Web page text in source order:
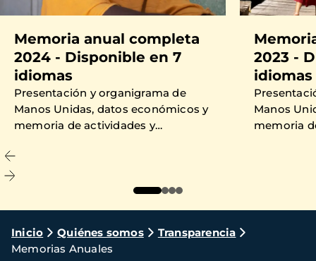
Memoria anual completa
2024 - Disponible en 7
idiomas
Presentación y organigrama de
Manos Unidas, datos económicos y
memoria de actividades y
2023 -
idiomas
Manos
memoria
Ruta
de
Inicio Quiénes somos
Transparencia
Memorias Anuales